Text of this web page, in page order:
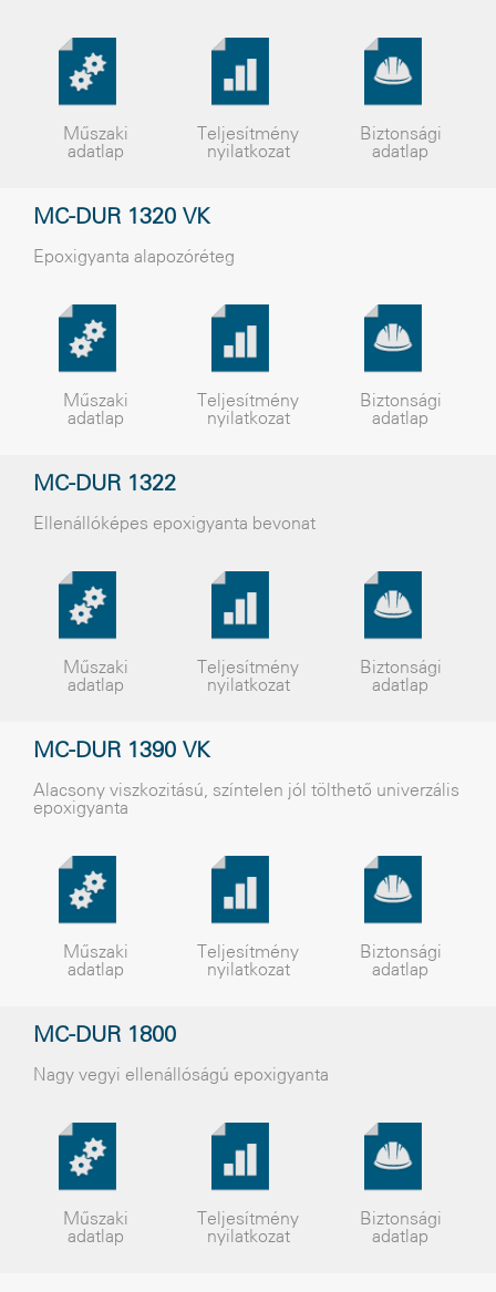
Műszaki
adatlap
Teljesítmény
nyilatkozat
Biztonsági
adatlap
MC-DUR 1320 VK
Epoxigyanta alapozóréteg
Műszaki
adatlap
Teljesítmény
nyilatkozat
Biztonsági
adatlap
MC-DUR 1322
Ellenállóképes epoxigyanta bevonat
Műszaki
adatlap
Teljesítmény
nyilatkozat
Biztonsági
adatlap
MC-DUR 1390 VK
Alacsony viszkozitású, színtelen jól tölthetõ univerzális
epoxigyanta
Műszaki
adatlap
Teljesítmény
nyilatkozat
Biztonsági
adatlap
MC-DUR 1800
Nagy vegyi ellenállóságú epoxigyanta
Műszaki
adatlap
Teljesítmény
nyilatkozat
Biztonsági
adatlap